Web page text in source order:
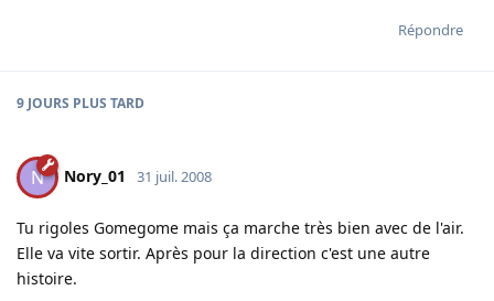
Répondre
9 JOURS PLUS TARD
N Nory_01 31 juil. 2008
Tu rigoles Gomegome mais ça marche très bien avec de l'air.
Elle va vite sortir. Après pour la direction c'est une autre
histoire.